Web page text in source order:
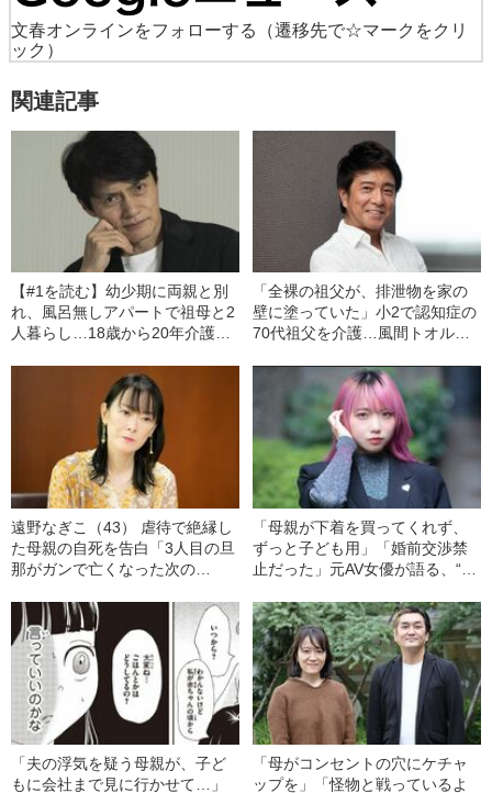
文春オンラインをフォローする
（遷移先で☆マークをクリ
ック）
関連記事
【#1を読む】幼少期に両親と別
れ、風呂無しアパートで祖母と2
人暮らし…18歳から20年介護を
護生活の始まり”
「全裸の祖父が、排泄物を家の
壁に塗っていた」小2で認知症の
70代祖父を介護…風間トオル
遠野なぎこ（43） 虐待で絶縁し
た母親の自死を告白「3人目の旦
那がガンで亡くなった次の
「母親が下着を買ってくれず、
ずっと子ども用」「婚前交渉禁
止だった」元AV女優が語る、“機
「夫の浮気を疑う母親が、子ど
もに会社まで見に行かせて…」
「母がコンセントの穴にケチャ
ップを」「怪物と戦っているよ